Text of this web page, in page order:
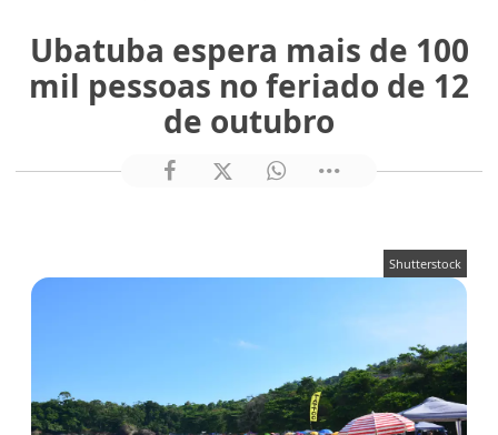
Ubatuba espera mais de 100
mil pessoas no feriado de 12
de outubro
Shutterstock